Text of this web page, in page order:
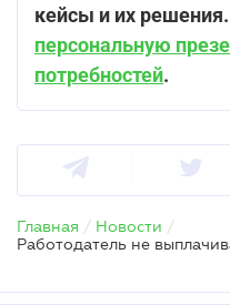
кейсы и их решения.
персональную
потребностей.
Главная / Новости /